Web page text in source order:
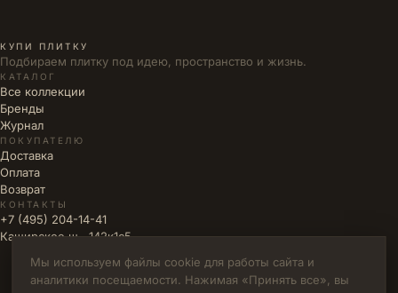
КУПИ ПЛИТКУ
Подбираем плитку под идею, пространство и жизнь.
КАТАЛОГ
Все коллекции
Бренды
Журнал
ПОКУПАТЕЛЮ
Доставка
Оплата
Возврат
КОНТАКТЫ
+7 (495) 204-14-41
Каширское ш., 142к1с5
Мы используем файлы cookie для работы сайта и
аналитики посещаемости. Нажимая «Принять все», вы